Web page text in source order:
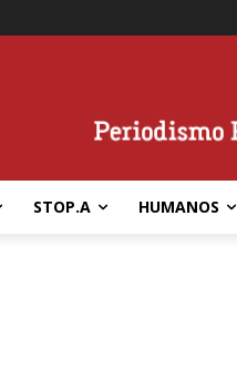
STOP.A HUMANOS